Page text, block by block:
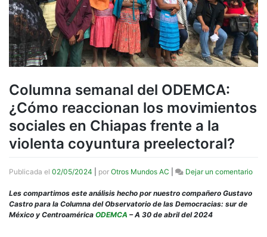
Columna semanal del ODEMCA:
¿Cómo reaccionan los movimientos
sociales en Chiapas frente a la
violenta coyuntura preelectoral?
Publicada el 02/05/2024 por Otros Mundos AC Dejar un comentarioen
Les compartimos este análisis hecho por nuestro compañero Gustavo
Castro para la Columna del Observatorio de las Democracias: sur de
México y Centroamérica ODEMCA – A 30 de abril del 2024